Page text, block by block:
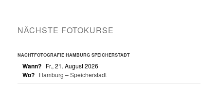
NÄCHSTE FOTOKURSE
NACHTFOTOGRAFIE HAMBURG SPEICHERSTADT
Wann? Fr., 21. August 2026
Wo? Hamburg – Speicherstadt